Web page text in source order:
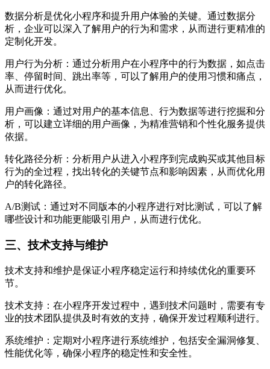
数据分析是优化小程序和提升用户体验的关键。通过数据分
析，企业可以深入了解用户的行为和需求，从而进行更精准的
定制化开发。
用户行为分析：通过分析用户在小程序中的行为数据，如点击
率、停留时间、跳出率等，可以了解用户的使用习惯和痛点，
从而进行优化。
用户画像：通过对用户的基本信息、行为数据等进行挖掘和分
析，可以建立详细的用户画像，为精准营销和个性化服务提供
依据。
转化路径分析：分析用户从进入小程序到完成购买或其他目标
行为的全过程，找出转化的关键节点和影响因素，从而优化用
户的转化路径。
A/B测试：通过对不同版本的小程序进行对比测试，可以了解
哪些设计和功能更能吸引用户，从而进行优化。
三、技术支持与维护
技术支持和维护是保证小程序稳定运行和持续优化的重要环
节。
技术支持：在小程序开发过程中，遇到技术问题时，需要有专
业的技术团队提供及时有效的支持，确保开发过程顺利进行。
系统维护：定期对小程序进行系统维护，包括安全漏洞修复、
性能优化等，确保小程序的稳定性和安全性。